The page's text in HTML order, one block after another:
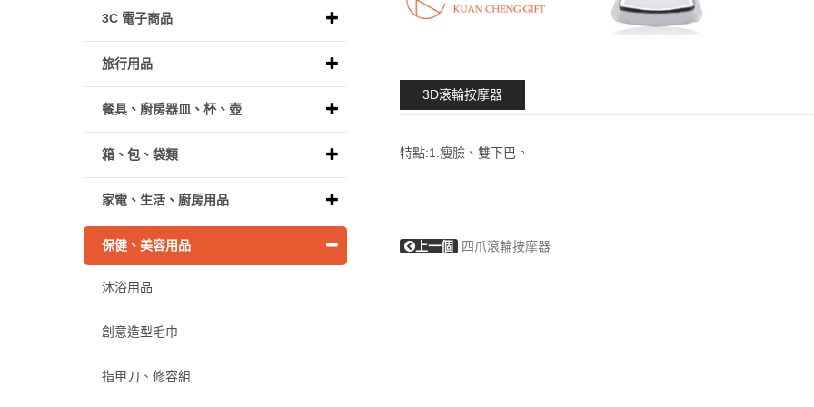
3D滾輪按摩器
特點:1.瘦臉、雙下巴。
上一個 四爪滾輪按摩器
3C 電子商品
旅行用品
餐具、廚房器皿、杯、壺
箱、包、袋類
家電、生活、廚房用品
保健、美容用品
沐浴用品
創意造型毛巾
指甲刀、修容組